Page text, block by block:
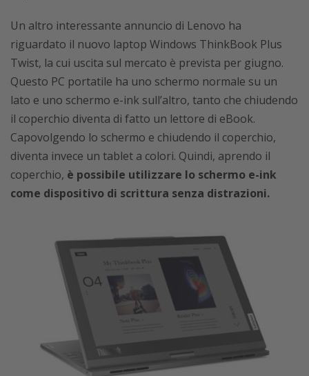
Un altro interessante annuncio di Lenovo ha
riguardato il nuovo laptop Windows ThinkBook Plus
Twist, la cui uscita sul mercato è prevista per giugno.
Questo PC portatile ha uno schermo normale su un
lato e uno schermo e-ink sull’altro, tanto che chiudendo
il coperchio diventa di fatto un lettore di eBook.
Capovolgendo lo schermo e chiudendo il coperchio,
diventa invece un tablet a colori. Quindi, aprendo il
coperchio, è possibile utilizzare lo schermo e-ink
come dispositivo di scrittura senza distrazioni.